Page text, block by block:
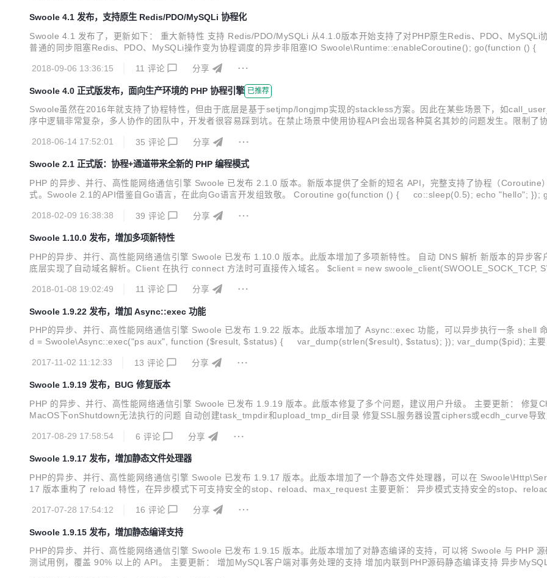
Swoole 4.1 发布，支持原生 Redis/PDO/MySQLi 协程化
Swoole 4.1 发布了，更新如下： 重大新特性 支持 Redis/PDO/MySQLi 从4.1.0版本开始支持了对PHP原生Redis、PDO、
普通的同步阻塞Redis、PDO、MySQLi操作变为协程调度的异步非阻塞IO Swoole\Runtime::enableCoroutine(); go(function () { $redis = new redis; $retval = $redis->connect("127.0.0.
2018-09-06 13:36:15
11 评论 分享
Swoole 4.0 正式版发布，面向生产环境的 PHP 协程引擎 已推荐
Swoole虽然在2016年就支持了协程特性，但由于底层是基于setjmp/longjmp实现的stackless方案。因此在某些场景下，如
序中逻辑非常复杂，多人协作的团队中，开发者很容易踩到坑。在禁止场景中使用协程API会出现各种莫名其妙的问题发生。限制
2018-06-14 17:52:01
35 评论 分享
Swoole 2.1 正式版：协程+通道带来全新的 PHP 编程模式
PHP 的异步、并行、高性能网络通信引擎 Swoole 已发布 2.1.0 版本。新版本提供了全新的短名 API，完整支持了协程（
式。Swoole 2.1的API借鉴自Go语言，在此向Go语言开发组致敬。 Coroutine go(function () { co::sleep(0.5); echo "hello";
2018-02-09 16:38:38
39 评论 分享
Swoole 1.10.0 发布，增加多项新特性
PHP的异步、并行、高性能网络通信引擎 Swoole 已发布 1.10.0 版本。此版本增加了多项新特性。 自动 DNS 解析 新版本的异步
底层实现了自动域名解析。Client 在执行 connect 方法时可直接传入域名。 $client = new
2018-01-08 19:02:49
11 评论 分享
Swoole 1.9.22 发布，增加 Async::exec 功能
PHP的异步、并行、高性能网络通信引擎 Swoole 已发布 1.9.22 版本。此版本增加了 Async::exec 功能，可以异步执行一条 shell
d = Swoole\Async::exec("ps aux", function ($result, $status) { var_dump(strlen($result), $status); }); var_dump($pid); 主要更新： 增加 Async::exec 功能 增加 tls_host_name 选项 移除
2017-11-02 11:12:33
13 评论 分享
Swoole 1.9.19 发布，BUG 修复版本
PHP 的异步、并行、高性能网络通信引擎 Swoole 已发布 1.9.19 版本。此版本修复了多个问题，建议用户升级。 主要更新： 修
MacOS下onShutdown无法执行的问题 自动创建task_tmpdir和upload_tmp_dir目录 修复SSL服务器设置ciphers或ecdh_curve导
2017-08-29 17:58:54
6 评论 分享
Swoole 1.9.17 发布，增加静态文件处理器
PHP的异步、并行、高性能网络通信引擎 Swoole 已发布 1.9.17 版本。此版本增加了一个静态文件处理器，可以在
17 版本重构了 reload 特性，在异步模式下可支持安全的stop、reload、max_request 主要更新： 异步模式支持安全的stop、
2017-07-28 17:54:12
16 评论 分享
Swoole 1.9.15 发布，增加静态编译支持
PHP的异步、并行、高性能网络通信引擎 Swoole 已发布 1.9.15 版本。此版本增加了对静态编译的支持，可以将 Swoole 与 PHP
测试用例，覆盖 90% 以上的 API。 主要更新： 增加MySQL客户端对事务处理的支持 增加内联到PHP源码静态编译支持 异步